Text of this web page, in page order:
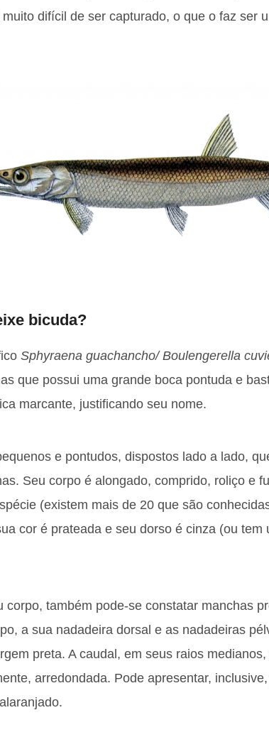
muito difícil de ser capturado, o que o faz ser
bicuda?
Sphyraena guachancho/Boulengerella
que possui uma grande boca pontuda e
marcante, justificando seu nome.
e pontudos, dispostos lado a lado,
Seu corpo é alongado, comprido, roliço e
(existem mais de 20 que são
cor é prateada e seu dorso é cinza (ou tem
corpo, também pode-se constatar manchas
a sua nadadeira dorsal e as nadadeiras
preta. A caudal, em seus raios
arredondada. Pode apresentar,